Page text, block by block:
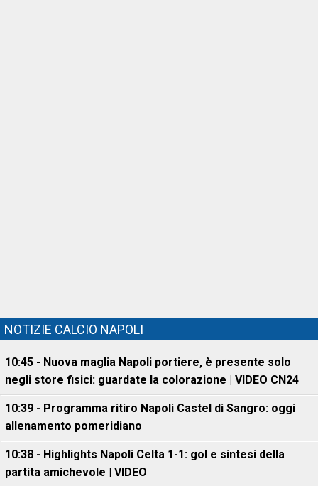
NOTIZIE CALCIO NAPOLI
10:45 - Nuova maglia Napoli portiere, è presente solo
negli store fisici: guardate la colorazione | VIDEO CN24
10:39 - Programma ritiro Napoli Castel di Sangro: oggi
allenamento pomeridiano
10:38 - Highlights Napoli Celta 1-1: gol e sintesi della
partita amichevole | VIDEO